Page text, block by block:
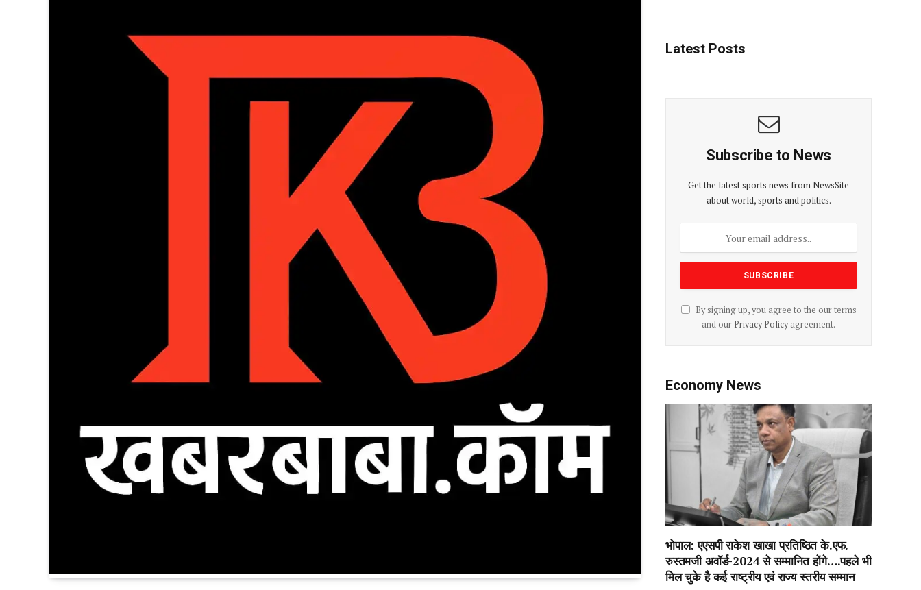
Latest Posts
Subscribe to News
Get the latest sports news from NewsSite
about world, sports and politics.
By signing up, you agree to the our terms
and our Privacy Policyagreement.
Economy News
भोपाल: एएसपी राकेश‌ खाखा प्रतिष्ठित के.एफ.
रुस्तमजी अवॉर्ड-2024 से सम्मानित होंगे….पहले भी
मिल चुके है कई राष्ट्रीय एवं राज्य स्तरीय सम्मान